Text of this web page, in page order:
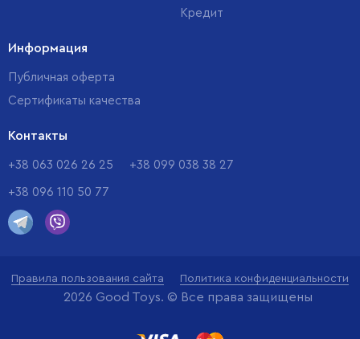
Кредит
Информация
Публичная оферта
Сертификаты качества
Контакты
+38 063 026 26 25 +38 099 038 38 27
+38 096 110 50 77
Правила пользования сайта Политика конфиденциальности
2026 Good Toys. © Все права защищены